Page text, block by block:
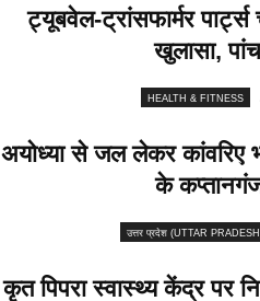
ट्यूबवेल-ट्रांसफार्मर पार्ट्स
खुलासा, पांच
HEALTH & FITNESS
अयोध्या से जल लेकर कांवरिए
के
उत्तर प्रदेश (UTTAR
कृत पिपरा स्वास्थ्य केंद्र पर